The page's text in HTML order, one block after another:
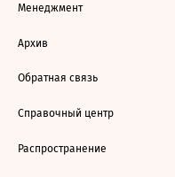
Менеджмент
Архив
Обратная связь
Справочный центр
Распространение